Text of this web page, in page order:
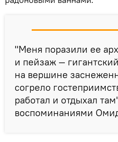
"Меня поразили ее
и пейзаж —
на вершине
согрело
работал и отдыхал
воспоминаниями